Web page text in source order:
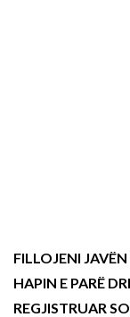
FILLOJENI
HAPIN E PARË
REGJISTRUAR